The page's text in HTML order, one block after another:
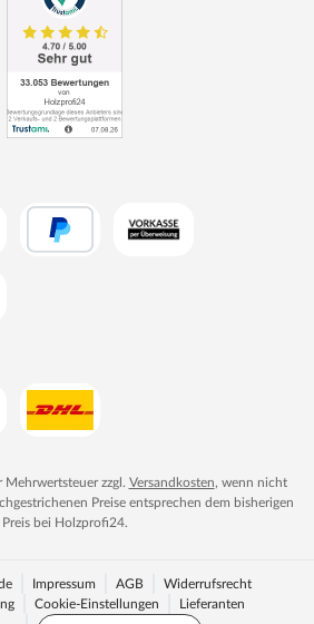
Mehrwertsteuer zzgl. Versandkosten, wenn nicht
Preise entsprechen dem bisherigen
Preis bei Holzprofi24.
Impressum AGB
Widerrufsrecht
Cookie-Einstellungen Lieferanten